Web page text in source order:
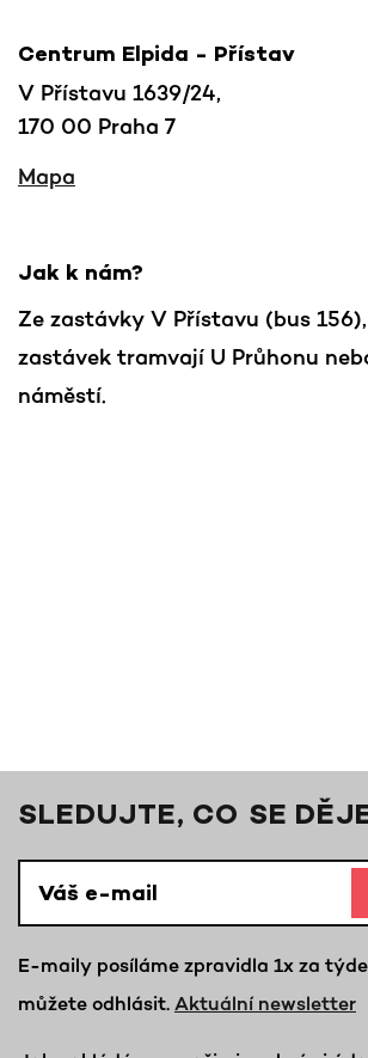
Centrum Elpida - Přístav
V Přístavu 1639/24,
170 00 Praha 7
Mapa
Jak k nám?
Ze zastávky V Přístavu (bus
zastávek tramvají U Průhonu
náměstí.
SLEDUJTE, CO SE
E-maily posíláme zpravidla 1x za
můžete odhlásit. Aktuální newsletter